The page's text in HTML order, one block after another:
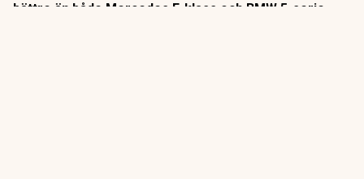
bättre än både Mercedes E-klass och BMW 5-serie.